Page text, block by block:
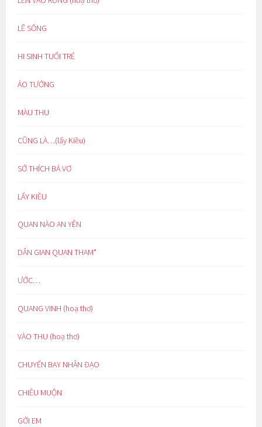
LẼ SỐNG
HI SINH TUỔI TRẺ
ẢO TƯỞNG
MÀU THU
CŨNG LÀ…(lẩy Kiều)
SỞ THÍCH BÁ VƠ
LẨY KIỀU
QUAN NÀO AN YÊN
DÂN GIAN QUAN THAM*
ƯỚC…
QUANG VINH (hoạ thơ)
VÀO THU (hoạ thơ)
CHUYẾN BAY NHÂN ĐẠO
CHIỀU MUỘN
GỞI EM